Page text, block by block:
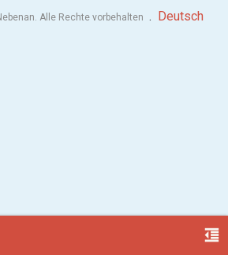
format_indent_decrease
Alle Rechte vorbehalten . Deutsch